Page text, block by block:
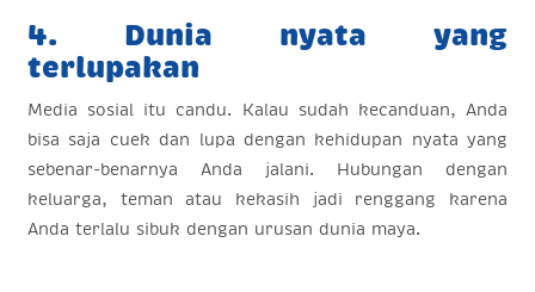
4. Dunia nyata yang
terlupakan
Media sosial itu candu. Kalau sudah kecanduan, Anda
bisa saja cuek dan lupa dengan kehidupan nyata yang
sebenar-benarnya Anda jalani. Hubungan dengan
keluarga, teman atau kekasih jadi renggang karena
Anda terlalu sibuk dengan urusan dunia maya.